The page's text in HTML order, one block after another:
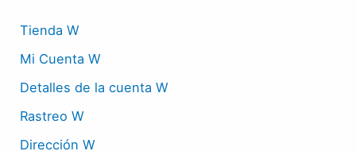
Tienda W
Mi Cuenta W
Detalles de la cuenta W
Rastreo W
Dirección W